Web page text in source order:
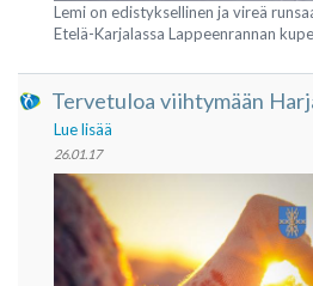
Lemi on edistyksellinen ja vireä
Etelä-Karjalassa Lappeenrannan
Tervetuloa viihtymään
Lue lisää
26.01.17